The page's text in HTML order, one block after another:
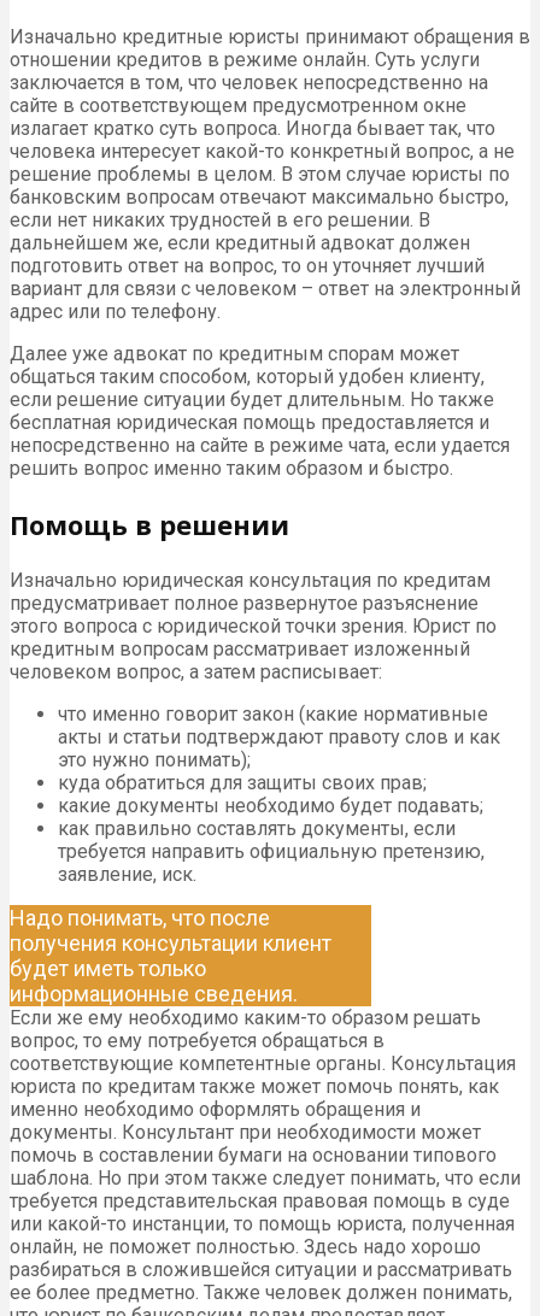
Изначально кредитные юристы принимают обращения в
отношении кредитов в режиме онлайн. Суть услуги
заключается в том, что человек непосредственно на
сайте в соответствующем предусмотренном окне
излагает кратко суть вопроса. Иногда бывает так, что
человека интересует какой-то конкретный вопрос, а не
решение проблемы в целом. В этом случае юристы по
банковским вопросам отвечают максимально быстро,
если нет никаких трудностей в его решении. В
дальнейшем же, если кредитный адвокат должен
подготовить ответ на вопрос, то он уточняет лучший
вариант для связи с человеком – ответ на электронный
адрес или по телефону.
Далее уже адвокат по кредитным спорам может
общаться таким способом, который удобен клиенту,
если решение ситуации будет длительным. Но также
бесплатная юридическая помощь предоставляется и
непосредственно на сайте в режиме чата, если удается
решить вопрос именно таким образом и быстро.
Помощь в решении
Изначально юридическая консультация по кредитам
предусматривает полное развернутое разъяснение
этого вопроса с юридической точки зрения. Юрист по
кредитным вопросам рассматривает изложенный
человеком вопрос, а затем расписывает:
что именно говорит закон (какие нормативные
акты и статьи подтверждают правоту слов и как
это нужно понимать);
куда обратиться для защиты своих прав;
какие документы необходимо будет подавать;
как правильно составлять документы, если
требуется направить официальную претензию,
заявление, иск.
Надо понимать, что после
получения консультации клиент
будет иметь только
информационные сведения.
Если же ему необходимо каким-то образом решать
вопрос, то ему потребуется обращаться в
соответствующие компетентные органы. Консультация
юриста по кредитам также может помочь понять, как
именно необходимо оформлять обращения и
документы. Консультант при необходимости может
помочь в составлении бумаги на основании типового
шаблона. Но при этом также следует понимать, что если
требуется представительская правовая помощь в суде
или какой-то инстанции, то помощь юриста, полученная
онлайн, не поможет полностью. Здесь надо хорошо
разбираться в сложившейся ситуации и рассматривать
ее более предметно. Также человек должен понимать,